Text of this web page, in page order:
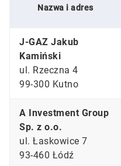
Nazwa i adres
J-GAZ Jakub
Kamiński
ul. Rzeczna 4
99­-300 Kutno
A Investment Group
Sp. z o.o.
ul. Łaskowice 7
93-460 Łódź